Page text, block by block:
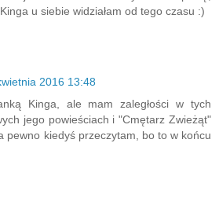
u siebie widziałam od tego czasu :)
2016 13:48
Kinga, ale mam zaległości w tych
jego powieściach i "Cmętarz Zwieżąt"
pewno kiedyś przeczytam, bo to w końcu